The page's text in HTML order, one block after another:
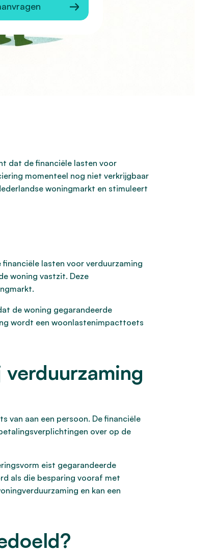
dat de financiële lasten voor
momenteel nog niet verkrijgbaar
woningmarkt en stimuleert
lasten voor verduurzaming
woning vastzit. Deze
de woning gegarandeerde
wordt een woonlastenimpacttoets
van aan een persoon. De financiële
over op de
eist gegarandeerde
als die besparing vooraf met
en kan een